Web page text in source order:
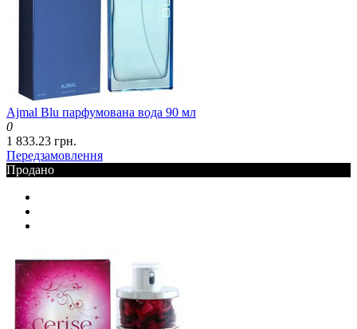
Ajmal Blu парфумована вода 90 мл
0
1 833.23 грн.
Передзамовлення
Продано